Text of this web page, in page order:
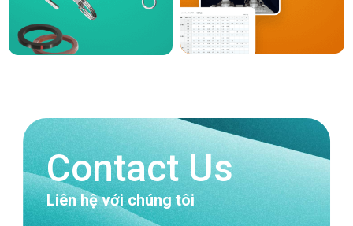
Contact Us
Liên hệ với chúng tôi